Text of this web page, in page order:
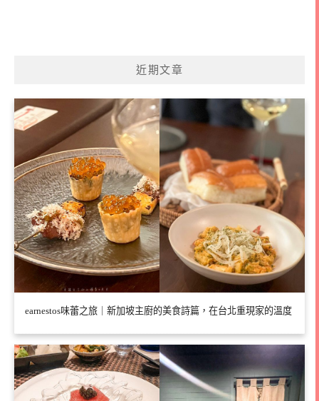
近期文章
earnestos味蕾之旅｜新加坡主廚的美食詩篇，在台北重現家的溫度